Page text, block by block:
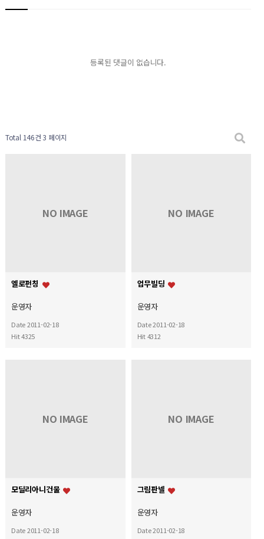
등록된 댓글이 없습니다.
Total 146건 3 페이지
NO IMAGE
엘로펀칭
운영자
Date 2011-02-18
Hit 4325
NO IMAGE
업무빌딩
운영자
Date 2011-02-18
Hit 4312
NO IMAGE
모딜리아니건물
운영자
Date 2011-02-18
NO IMAGE
그림판넬
운영자
Date 2011-02-18